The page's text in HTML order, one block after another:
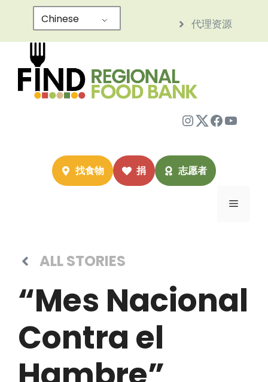
内
代理资源
Chinese
Instagram
Twitter
找食物 捐 志愿者
菜
ALL STORIES
“Mes Nacional
Contra el